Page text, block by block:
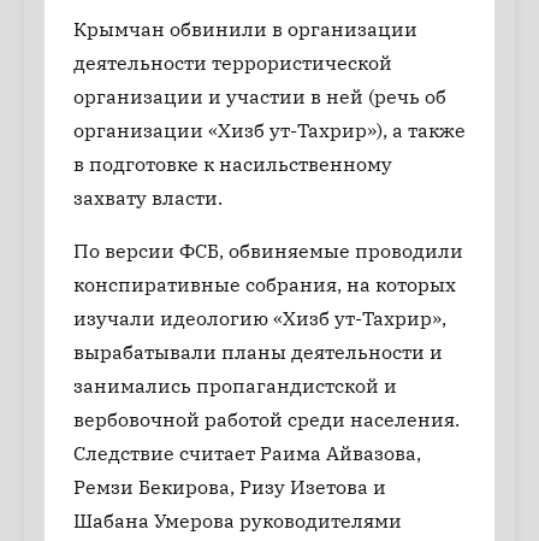
Крымчан обвинили в организации
деятельности террористической
организации и участии в ней (речь об
организации «Хизб ут-Тахрир»), а также
в подготовке к насильственному
захвату власти.
По версии ФСБ, обвиняемые проводили
конспиративные собрания, на которых
изучали идеологию «Хизб ут-Тахрир»,
вырабатывали планы деятельности и
занимались пропагандистской и
вербовочной работой среди населения.
Следствие считает Раима Айвазова,
Ремзи Бекирова, Ризу Изетова и
Шабана Умерова руководителями